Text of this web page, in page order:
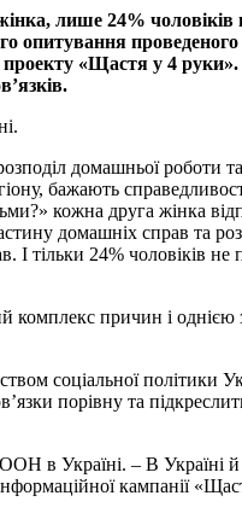
лише 24% чоловіків
опитування
«Щастя у 4 руки».
домашньої роботи
бажають
кожна друга жінка
домашніх справ та
тільки 24% чоловіків
причин і однією
соціальної політики
порівну та підкреслити
в Україні. – В Україні й
кампанії